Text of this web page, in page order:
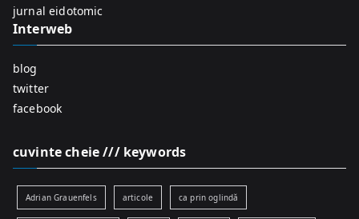
jurnal eidotomic
Interweb
blog
twitter
facebook
cuvinte cheie /// keywords
Adrian Grauenfels articole ca prin oglindă